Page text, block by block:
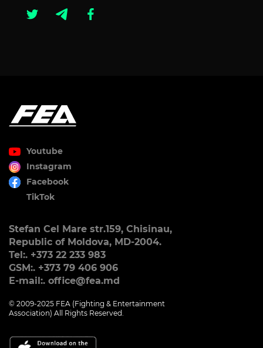
Youtube
Instagram
Facebook
TikTok
Stefan Cel Mare str.159, Chisinau,
Republic of Moldova, MD-2004.
Tel:. +373 22 233 983
GSM:. +373 79 406 906
E-mail:. office@fea.md
© 2009-2025 FEA (Fighting & Entertainment
Association) All Rights Reserved.